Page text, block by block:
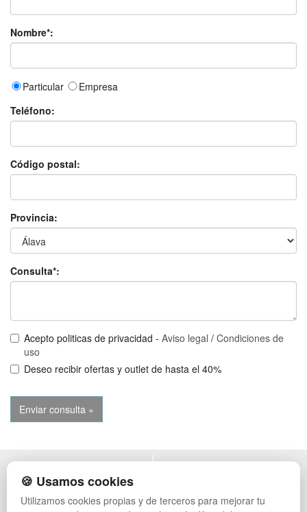
Nombre*:
Particular
Empresa
Teléfono:
Código postal:
Provincia:
Consulta*:
Acepto politicas de privacidad - Aviso legal / Condiciones de
uso
Deseo recibir ofertas y outlet de hasta el 40%
POLÍTICA DE PRIVACIDAD
CONDICIONES DE USO
CAMBIOS Y DEVOLUCIONES
MUEBLES VINTAGE
🍪 Usamos cookies
Utilizamos cookies propias y de terceros para mejorar tu